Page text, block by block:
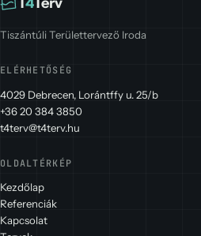
Tiszántúli Területtervező Iroda
ELÉRHETŐSÉG
4029 Debrecen, Lorántffy u. 25/b
+36 20 384 3850
t4terv@t4terv.hu
OLDALTÉRKÉP
Kezdőlap
Referenciák
Kapcsolat